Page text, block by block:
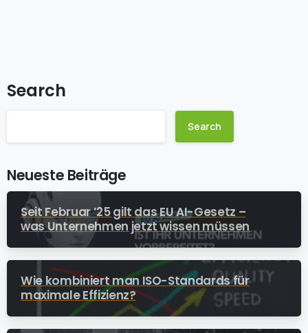
Search
Search
Neueste Beiträge
Seit Februar ’25 gilt das EU AI-Gesetz –
was Unternehmen jetzt wissen müssen
Wie kombiniert man ISO-Standards für
maximale Effizienz?